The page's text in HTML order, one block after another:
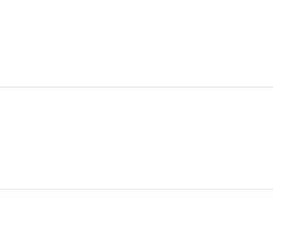
migotania (Pst LM): 1,0,
(SVM): 0,4, Deklaracja
Współczynnik trwałości: 0,9, Kąt
(x): 0,38, Współrzędne
2242474.